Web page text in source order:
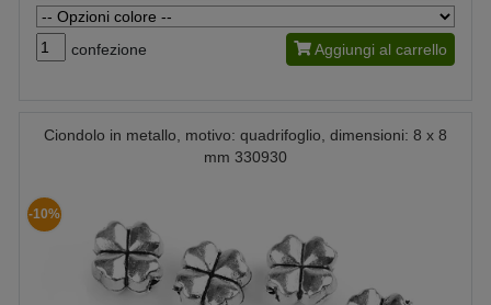
confezione Aggiungi al carrello
Ciondolo in metallo, motivo: quadrifoglio, dimensioni: 8 x 8
mm 330930
-10%